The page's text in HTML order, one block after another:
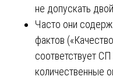
не допускать
Часто они
фактов
соответствует
количественные